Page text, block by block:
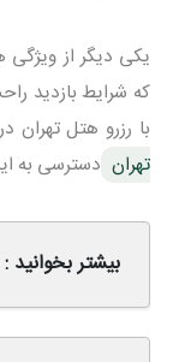
یکی دیگر از ویژگی
که شرایط بازدید
با رزرو هتل تهران
تهران دسترسی به
بیشتر بخوانید :